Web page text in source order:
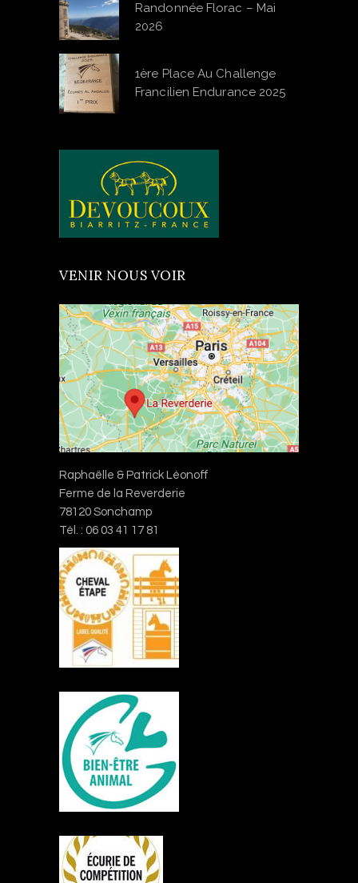
Randonnée Florac – Mai
2026
1ère Place Au Challenge
Francilien Endurance 2025
VENIR NOUS VOIR
Raphaëlle & Patrick Léonoff
Ferme de la Reverderie
78120 Sonchamp
Tél. : 06 03 41 17 81